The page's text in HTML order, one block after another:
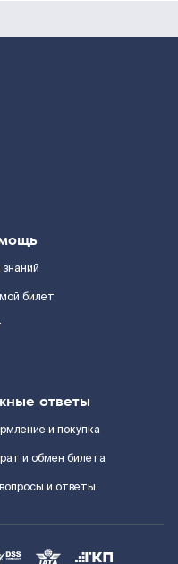
знаний
билет
ответы
и покупка
и обмен билета
и ответы